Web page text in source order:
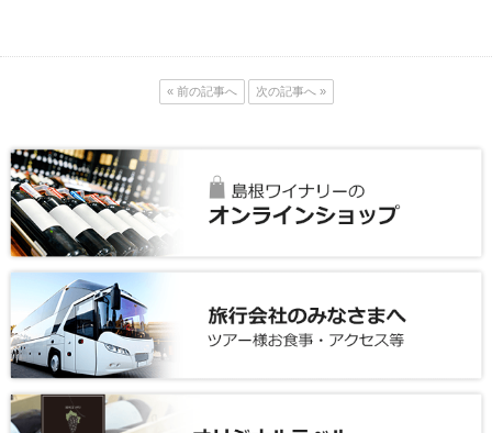
« 前の記事へ 次の記事へ »